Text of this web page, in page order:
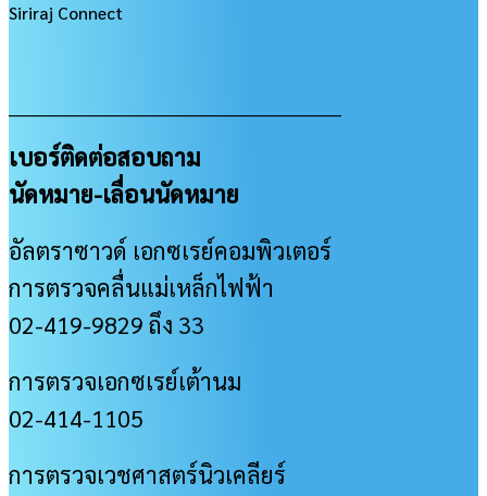
Siriraj Connect
เบอร์ติดต่อสอบถาม
นัดหมาย-เลื่อนนัดหมาย
อัลตราซาวด์ เอกซเรย์คอมพิวเตอร์
การตรวจคลื่นแม่เหล็กไฟฟ้า
02-419-9829 ถึง 33
การตรวจเอกซเรย์เต้านม
02-414-1105
การตรวจเวชศาสตร์นิวเคลียร์